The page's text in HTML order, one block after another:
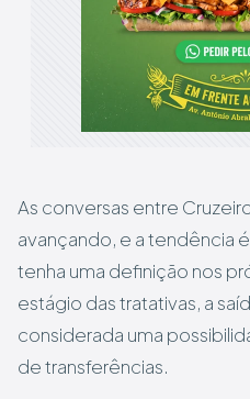
As conversas entre
avançando, e a tendência
tenha uma definição nos
estágio das tratativas, a
considerada uma
de transferências.